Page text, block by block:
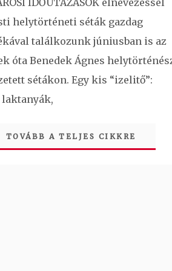
IDŐUTAZÁSOK elnevezéssel
helytörténeti séták gazdag
találkozunk júniusban is az
óta Benedek Ágnes
sétákon. Egy kis “izelitő”:
laktanyák,
TOVÁBB A TELJES CIKKRE